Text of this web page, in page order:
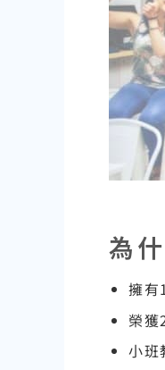
為
擁有
榮
小班